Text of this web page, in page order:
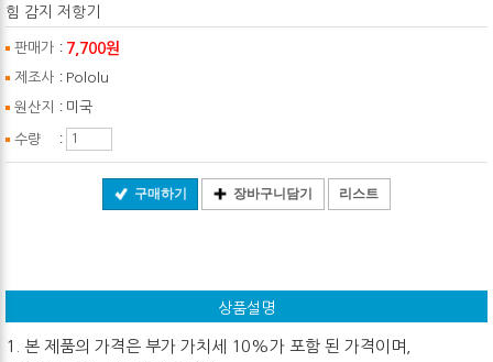
힘 감지 저항기
판매가 : 7,700원
제조사 : Pololu
원산지 : 미국
수량 :
구매하기 장바구니담기 리스트
상품설명
1. 본 제품의 가격은 부가 가치세 10%가 포함 된 가격이며,